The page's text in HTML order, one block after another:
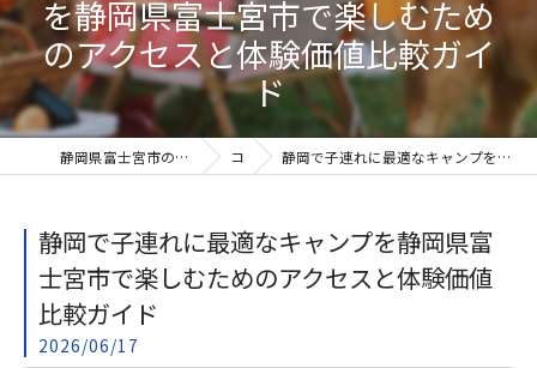
を静岡県富士宮市で楽しむため
のアクセスと体験価値比較ガイ
ド
静岡県富士宮市のキャンプ場なら桂の森CAMPERSFIELD コラム 静岡で子連れに最適なキャンプを静岡県富士宮市で楽しむためのアクセスと体験価値比較ガイド
静岡で子連れに最適なキャンプを静岡県富
士宮市で楽しむためのアクセスと体験価値
比較ガイド
2026/06/17